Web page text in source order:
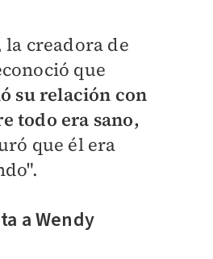
creadora de
que
su relación con
todo era sano,
que él era
a Wendy